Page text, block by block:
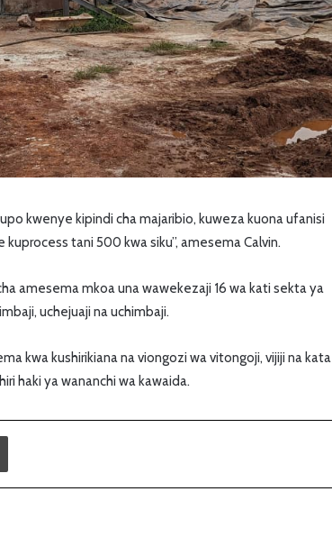
kwenye kipindi cha majaribio, kuweza kuona ufanisi
tani 500 kwa siku”, amesema Calvin.
amesema mkoa una wawekezaji 16 wa kati sekta ya
uchejuaji na uchimbaji.
kwa kushirikiana na viongozi wa vitongoji, vijiji na kata
haki ya wananchi wa kawaida.